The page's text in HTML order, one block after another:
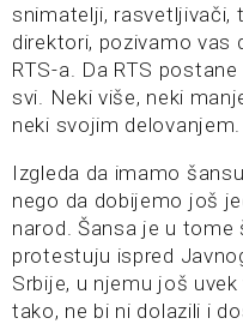
snimatelji, rasvetljivači,
direktori, pozivamo vas
RTS-a. Da RTS
svi. Neki više, neki
neki svojim delovanjem.
Izgleda da imamo
nego da dobijemo još
narod. Šansa je u
protestuju ispred
Srbije, u njemu još
tako, ne bi ni dolazili i